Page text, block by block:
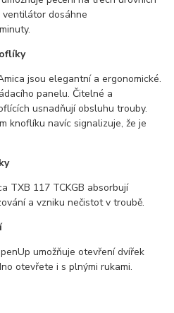
ventilátor dosáhne
jsou elegantní a ergonomické.
panelu. Čitelné a
usnadňují obsluhu trouby.
knoflíku navíc signalizuje, že je
TXB 117 TCKGB absorbují
a vzniku nečistot v troubě.
umožňuje otevření dvířek
otevřete i s plnými rukami.